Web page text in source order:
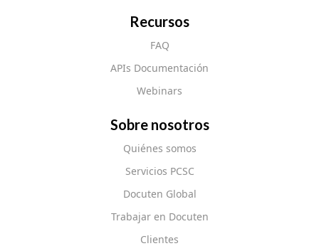
Recursos
FAQ
APIs Documentación
Webinars
Sobre nosotros
Quiénes somos
Servicios PCSC
Docuten Global
Trabajar en Docuten
Clientes